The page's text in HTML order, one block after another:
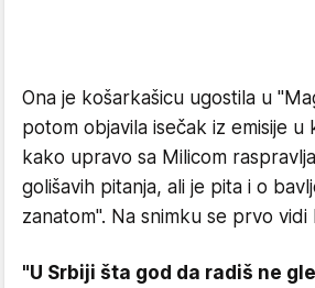
Ona je košarkašicu ugostila u
potom objavila isečak iz emisije u
kako upravo sa Milicom
golišavih pitanja, ali je pita i o
zanatom". Na snimku se prvo vidi
"U Srbiji šta god da radiš ne